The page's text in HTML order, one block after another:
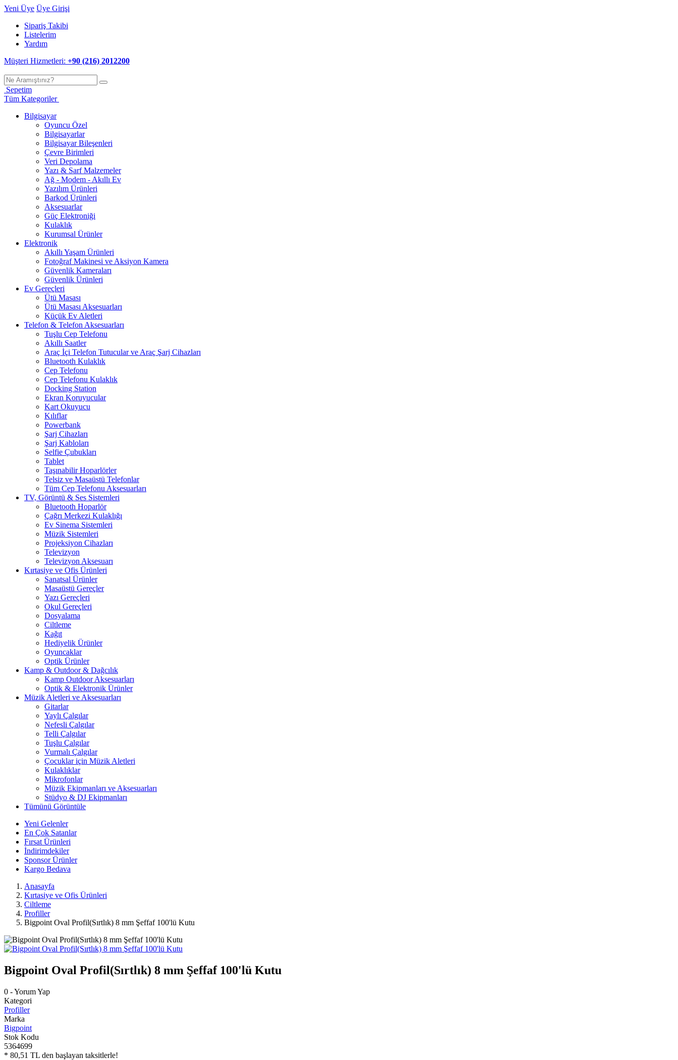
Yeni Üye Üye Girişi
Sipariş Takibi
Listelerim
Yardım
Müşteri Hizmetleri: +90 (216) 2012200
Sepetim
Tüm Kategoriler
Bilgisayar
Oyuncu Özel
Bilgisayarlar
Bilgisayar Bileşenleri
Çevre Birimleri
Veri Depolama
Yazı & Sarf Malzemeler
Ağ - Modem - Akıllı Ev
Yazılım Ürünleri
Barkod Ürünleri
Aksesuarlar
Güç Elektroniği
Kulaklık
Kurumsal Ürünler
Elektronik
Akıllı Yaşam Ürünleri
Fotoğraf Makinesi ve Aksiyon Kamera
Güvenlik Kameraları
Güvenlik Ürünleri
Ev Gereçleri
Ütü Masası
Ütü Masası Aksesuarları
Küçük Ev Aletleri
Telefon & Telefon Aksesuarları
Tuşlu Cep Telefonu
Akıllı Saatler
Araç İçi Telefon Tutucular ve Araç Şarj Cihazları
Bluetooth Kulaklık
Cep Telefonu
Cep Telefonu Kulaklık
Docking Station
Ekran Koruyucular
Kart Okuyucu
Kılıflar
Powerbank
Şarj Cihazları
Şarj Kabloları
Selfie Çubukları
Tablet
Taşınabilir Hoparlörler
Telsiz ve Masaüstü Telefonlar
Tüm Cep Telefonu Aksesuarları
TV, Görüntü & Ses Sistemleri
Bluetooth Hoparlör
Çağrı Merkezi Kulaklığı
Ev Sinema Sistemleri
Müzik Sistemleri
Projeksiyon Cihazları
Televizyon
Televizyon Aksesuarı
Kırtasiye ve Ofis Ürünleri
Sanatsal Ürünler
Masaüstü Gereçler
Yazı Gereçleri
Okul Gereçleri
Dosyalama
Ciltleme
Kağıt
Hediyelik Ürünler
Oyuncaklar
Optik Ürünler
Kamp & Outdoor & Dağcılık
Kamp Outdoor Aksesuarları
Optik & Elektronik Ürünler
Müzik Aletleri ve Aksesuarları
Gitarlar
Yaylı Çalgılar
Nefesli Çalgılar
Telli Çalgılar
Tuşlu Çalgılar
Vurmalı Çalgılar
Çocuklar için Müzik Aletleri
Kulaklıklar
Mikrofonlar
Müzik Ekipmanları ve Aksesuarları
Stüdyo & DJ Ekipmanları
Tümünü Görüntüle
Yeni Gelenler
En Çok Satanlar
Fırsat Ürünleri
İndirimdekiler
Sponsor Ürünler
Kargo Bedava
Anasayfa
Kırtasiye ve Ofis Ürünleri
Ciltleme
Profiller
Bigpoint Oval Profil(Sırtlık) 8 mm Şeffaf 100'lü Kutu
Bigpoint Oval Profil(Sırtlık) 8 mm Şeffaf 100'lü Kutu
0 - Yorum Yap
Kategori
Profiller
Marka
Bigpoint
Stok Kodu
5364699
* 80,51 TL den başlayan taksitlerle!